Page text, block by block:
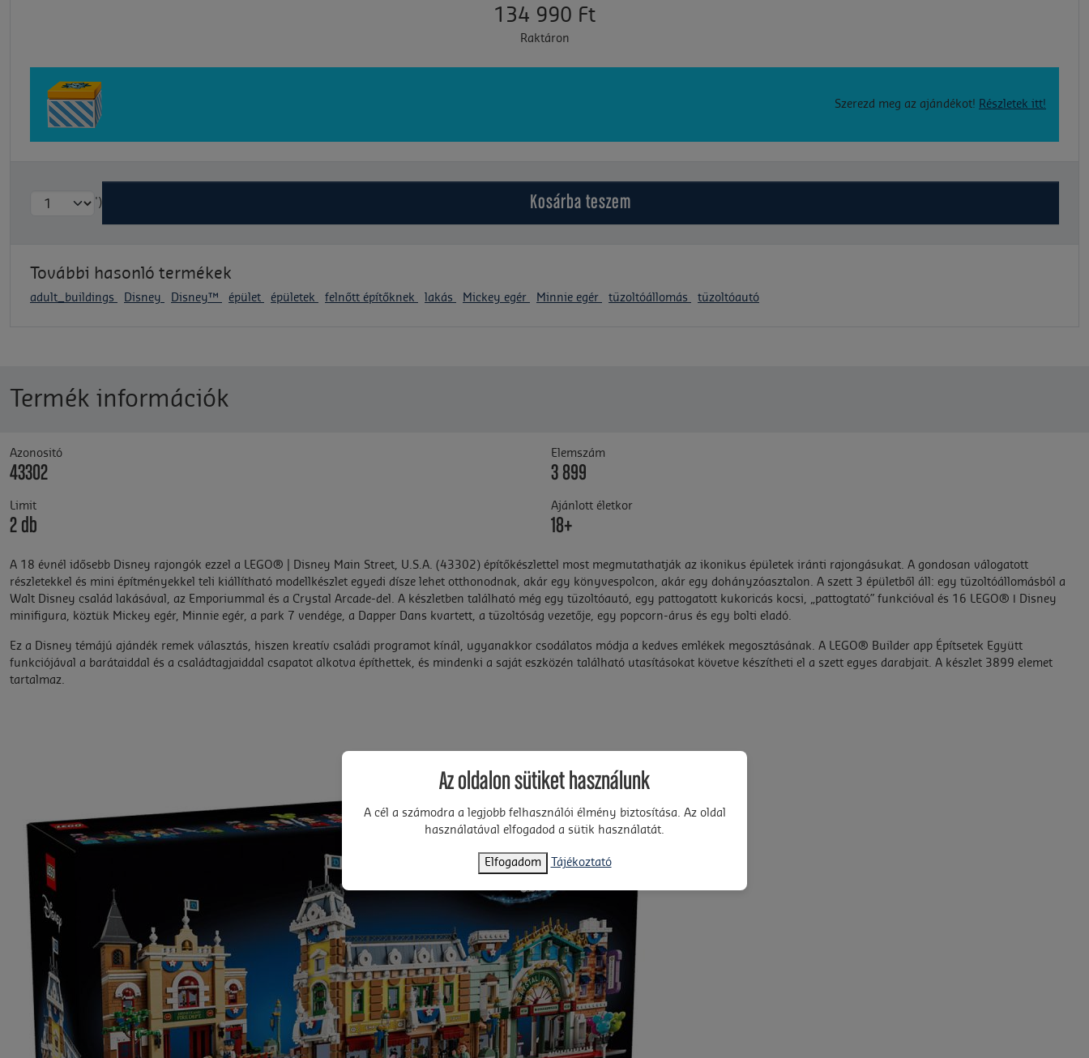
134 990 Ft
Raktáron
Szerezd meg az ajándékot! Részletek itt!
') Kosárba teszem
További hasonló termékek
adult_buildings Disney Disney™ épület épületek felnőtt építőknek lakás Mickey egér Minnie egér tűzoltóállomás tűzoltóautó
Termék információk
Azonositó
43302
Elemszám
3 899
Limit
2 db
Ajánlott életkor
18+
A 18 évnél idősebb Disney rajongók ezzel a LEGO® | Disney Main Street, U.S.A. (43302) építőkészlettel most megmutathatják az ikonikus épületek iránti rajongásukat. A gondosan válogatott
részletekkel és mini építményekkel teli kiállítható modellkészlet egyedi dísze lehet otthonodnak, akár egy könyvespolcon, akár egy dohányzóasztalon. A szett 3 épületből áll: egy tűzoltóállomásból a
Walt Disney család lakásával, az Emporiummal és a Crystal Arcade-del. A készletben található még egy tűzoltóautó, egy pattogatott kukoricás kocsi, „pattogtató” funkcióval és 16 LEGO® ǀ Disney
minifigura, köztük Mickey egér, Minnie egér, a park 7 vendége, a Dapper Dans kvartett, a tűzoltóság vezetője, egy popcorn-árus és egy bolti eladó.
Ez a Disney témájú ajándék remek választás, hiszen kreatív családi programot kínál, ugyanakkor csodálatos módja a kedves emlékek megosztásának. A LEGO® Builder app Építsetek Együtt
funkciójával a barátaiddal és a családtagjaiddal csapatot alkotva építhettek, és mindenki a saját eszközén található utasításokat követve készítheti el a szett egyes darabjait. A készlet 3899 elemet
tartalmaz.
Az oldalon sütiket használunk
A cél a számodra a legjobb felhasználói élmény biztosítása. Az oldal
használatával elfogadod a sütik használatát.
Elfogadom Tájékoztató